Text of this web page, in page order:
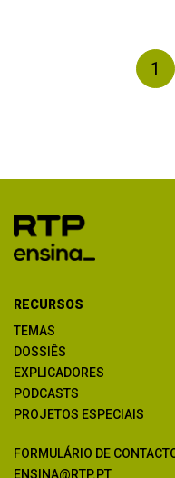
1
RECURSOS
TEMAS
DOSSIÊS
EXPLICADORES
PODCASTS
PROJETOS ESPECIAIS
FORMULÁRIO DE
ENSINA@RTP.PT